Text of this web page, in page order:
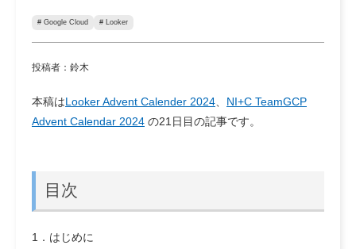
# Google Cloud # Looker
投稿者：鈴木
本稿はLooker Advent Calender 2024
NI+C TeamGCP
Advent Calendar 2024 の21日目の記事です。
目次
1．はじめに